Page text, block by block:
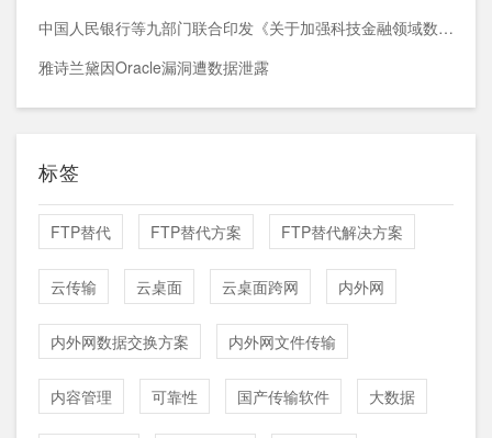
中国人民银行等九部门联合印发《关于加强科技金融领域数据开发利用的通知》
雅诗兰黛因Oracle漏洞遭数据泄露
标签
FTP替代 FTP替代方案 FTP替代解决方案
云传输 云桌面 云桌面跨网 内外网
内外网数据交换方案 内外网文件传输
内容管理 可靠性 国产传输软件 大数据